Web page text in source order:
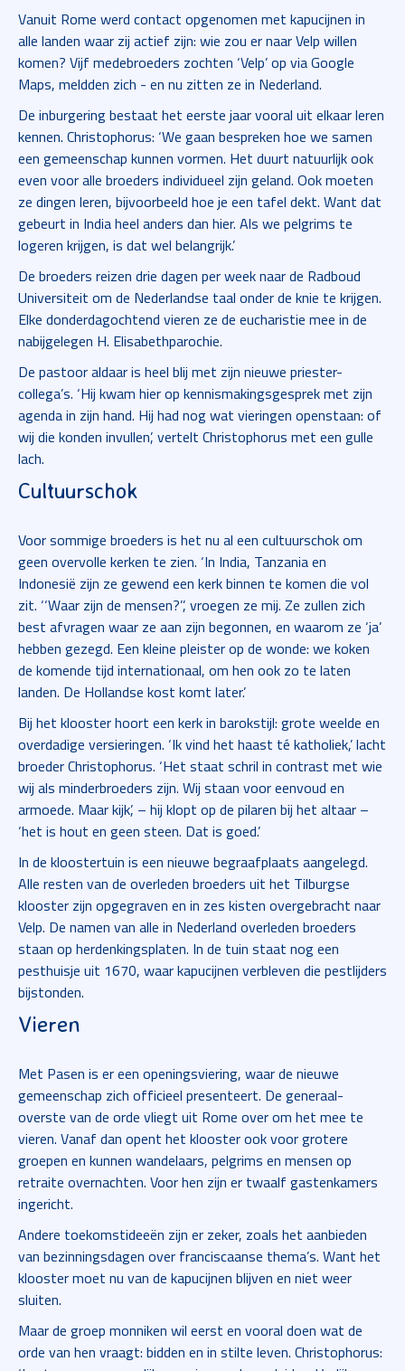
Vanuit Rome werd contact opgenomen met kapucijnen in
alle landen waar zij actief zijn: wie zou er naar Velp willen
komen? Vijf medebroeders zochten ‘Velp’ op via Google
Maps, meldden zich - en nu zitten ze in Nederland.
De inburgering bestaat het eerste jaar vooral uit elkaar leren
kennen. Christophorus: ‘We gaan bespreken hoe we samen
een gemeenschap kunnen vormen. Het duurt natuurlijk ook
even voor alle broeders individueel zijn geland. Ook moeten
ze dingen leren, bijvoorbeeld hoe je een tafel dekt. Want dat
gebeurt in India heel anders dan hier. Als we pelgrims te
logeren krijgen, is dat wel belangrijk.’
De broeders reizen drie dagen per week naar de Radboud
Universiteit om de Nederlandse taal onder de knie te krijgen.
Elke donderdagochtend vieren ze de eucharistie mee in de
nabijgelegen H. Elisabethparochie.
De pastoor aldaar is heel blij met zijn nieuwe priester-
collega’s. ‘Hij kwam hier op kennismakingsgesprek met zijn
agenda in zijn hand. Hij had nog wat vieringen openstaan: of
wij die konden invullen’, vertelt Christophorus met een gulle
lach.
Cultuurschok
Voor sommige broeders is het nu al een cultuurschok om
geen overvolle kerken te zien. ‘In India, Tanzania en
Indonesië zijn ze gewend een kerk binnen te komen die vol
zit. ‘‘Waar zijn de mensen?’’, vroegen ze mij. Ze zullen zich
best afvragen waar ze aan zijn begonnen, en waarom ze ‘ja’
hebben gezegd. Een kleine pleister op de wonde: we koken
de komende tijd internationaal, om hen ook zo te laten
landen. De Hollandse kost komt later.’
Bij het klooster hoort een kerk in barokstijl: grote weelde en
overdadige versieringen. ‘Ik vind het haast té katholiek,’ lacht
broeder Christophorus. ‘Het staat schril in contrast met wie
wij als minderbroeders zijn. Wij staan voor eenvoud en
armoede. Maar kijk’, – hij klopt op de pilaren bij het altaar –
‘het is hout en geen steen. Dat is goed.’
In de kloostertuin is een nieuwe begraafplaats aangelegd.
Alle resten van de overleden broeders uit het Tilburgse
klooster zijn opgegraven en in zes kisten overgebracht naar
Velp. De namen van alle in Nederland overleden broeders
staan op herdenkingsplaten. In de tuin staat nog een
pesthuisje uit 1670, waar kapucijnen verbleven die pestlijders
bijstonden.
Vieren
Met Pasen is er een openingsviering, waar de nieuwe
gemeenschap zich officieel presenteert. De generaal-
overste van de orde vliegt uit Rome over om het mee te
vieren. Vanaf dan opent het klooster ook voor grotere
groepen en kunnen wandelaars, pelgrims en mensen op
retraite overnachten. Voor hen zijn er twaalf gastenkamers
ingericht.
Andere toekomstideeën zijn er zeker, zoals het aanbieden
van bezinningsdagen over franciscaanse thema’s. Want het
klooster moet nu van de kapucijnen blijven en niet weer
sluiten.
Maar de groep monniken wil eerst en vooral doen wat de
orde van hen vraagt: bidden en in stilte leven. Christophorus: